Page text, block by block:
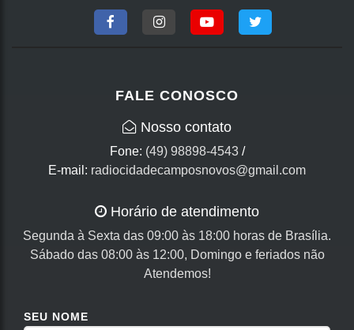
FALE CONOSCO
Nosso contato
Fone: (49) 98898-4543/
E-mail: radiocidadecamposnovos@gmail.com
Horário de atendimento
Segunda à Sexta das 09:00 às 18:00 horas de Brasília.
Sábado das 08:00 às 12:00, Domingo e feriados não
Atendemos!
SEU NOME